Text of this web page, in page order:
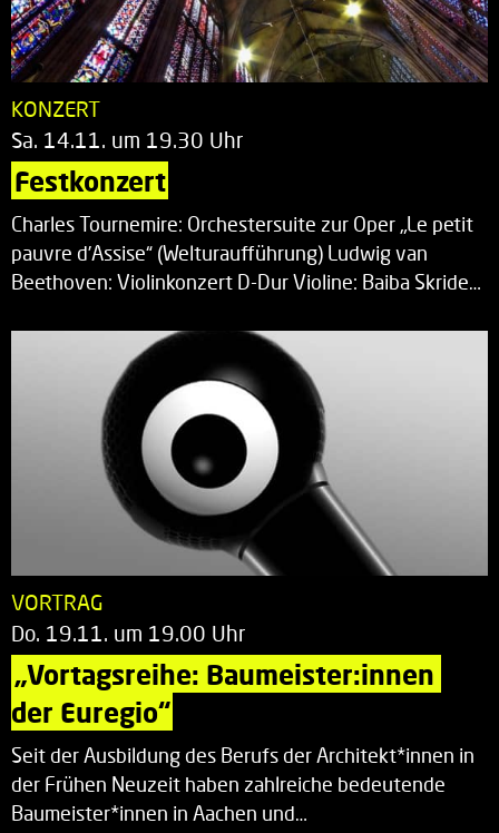
KONZERT
Sa. 14.11. um 19.30 Uhr
Festkonzert
Charles Tournemire: Orchestersuite zur Oper „Le petit
pauvre d’Assise“ (Welturaufführung) Ludwig van
Beethoven: Violinkonzert D-Dur Violine: Baiba Skride…
VORTRAG
Do. 19.11. um 19.00 Uhr
„Vortagsreihe: Baumeister:innen
der Euregio“
Seit der Ausbildung des Berufs der Architekt*innen in
der Frühen Neuzeit haben zahlreiche bedeutende
Baumeister*innen in Aachen und…